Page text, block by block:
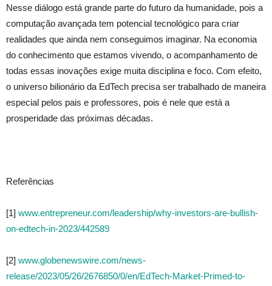
Nesse diálogo está grande parte do futuro da humanidade, pois a
computação avançada tem potencial tecnológico para criar
realidades que ainda nem conseguimos imaginar. Na economia
do conhecimento que estamos vivendo, o acompanhamento de
todas essas inovações exige muita disciplina e foco. Com efeito,
o universo bilionário da EdTech precisa ser trabalhado de maneira
especial pelos pais e professores, pois é nele que está a
prosperidade das próximas décadas.
Referências
[1] www.entrepreneur.com/leadership/why-investors-are-bullish-
on-edtech-in-2023/442589
[2] www.globenewswire.com/news-
release/2023/05/26/2676850/0/en/EdTech-Market-Primed-to-